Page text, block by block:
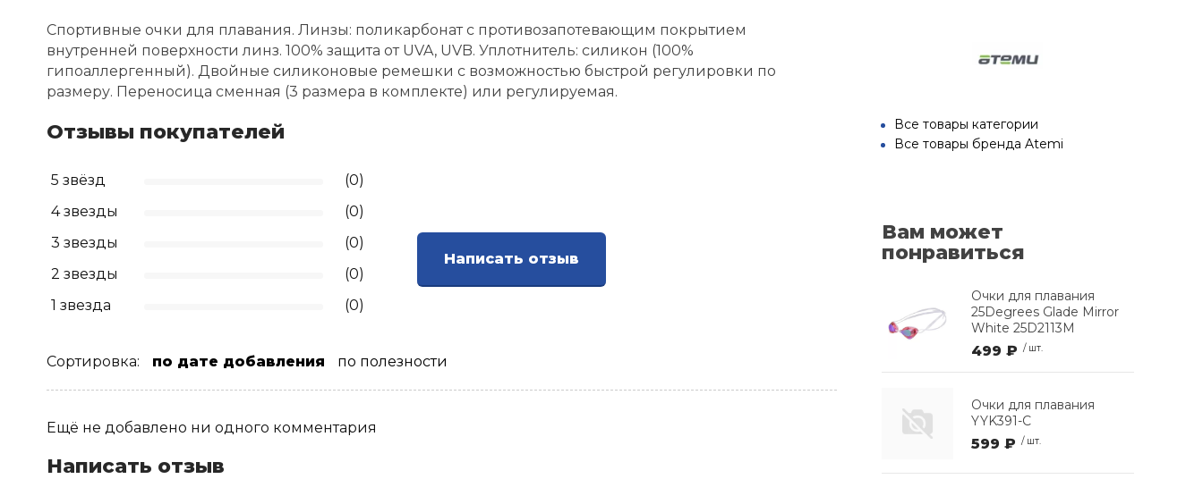
Спортивные очки для плавания. Линзы: поликарбонат с противозапотевающим покрытием
внутренней поверхности линз. 100% защита от UVA, UVB. Уплотнитель: силикон (100%
гипоаллергенный). Двойные силиконовые ремешки с возможностью быстрой регулировки по
размеру. Переносица сменная (3 размера в комплекте) или регулируемая.
Отзывы покупателей
5 звёзд
(0)
4 звезды
(0)
3 звезды
(0)
2 звезды
(0)
1 звезда
(0)
Написать отзыв
Сортировка: по дате добавления по полезности
Ещё не добавлено ни одного комментария
Написать отзыв
Все товары категории
Все товары бренда Atemi
Вам может
понравиться
Очки для плавания
25Degrees Glade Mirror
White 25D2113M
499 ₽ / шт.
Очки для плавания
YYK391-C
599 ₽ / шт.